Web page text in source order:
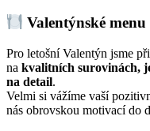
Valentýnské menu
Pro letošní Valentýn jsme
na kvalitních surovinách,
na detail.
Velmi si vážíme vaší
nás obrovskou motivací do